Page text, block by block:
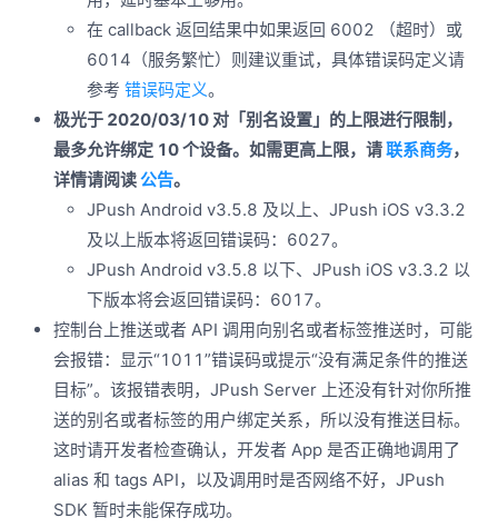
在 callback 返回结果中如果返回 6002 （超时）或
6014（服务繁忙）则建议重试，具体错误码定义请
参考 错误码定义。
极光于 2020/03/10 对「别名设置」的上限进行限制，
最多允许绑定 10 个设备。如需更高上限，请联系商务，
详情请阅读公告。
JPush Android v3.5.8 及以上、JPush iOS v3.3.2
及以上版本将返回错误码：6027。
JPush Android v3.5.8 以下、JPush iOS v3.3.2 以
下版本将会返回错误码：6017。
控制台上推送或者 API 调用向别名或者标签推送时，可能
会报错：显示“1011”错误码或提示“没有满足条件的推送
目标”。该报错表明，JPush Server 上还没有针对你所推
送的别名或者标签的用户绑定关系，所以没有推送目标。
这时请开发者检查确认，开发者 App 是否正确地调用了
alias 和 tags API，以及调用时是否网络不好，JPush
SDK 暂时未能保存成功。